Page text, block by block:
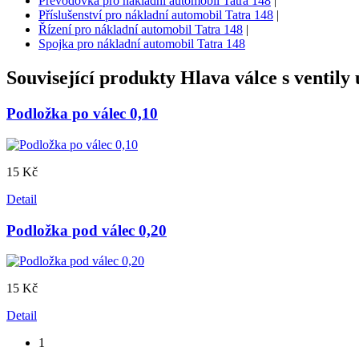
Příslušenství pro nákladní automobil Tatra 148 |
Řízení pro nákladní automobil Tatra 148 |
Spojka pro nákladní automobil Tatra 148
Související produkty Hlava válce s ventily
Podložka po válec 0,10
15 Kč
Detail
Podložka pod válec 0,20
15 Kč
Detail
1